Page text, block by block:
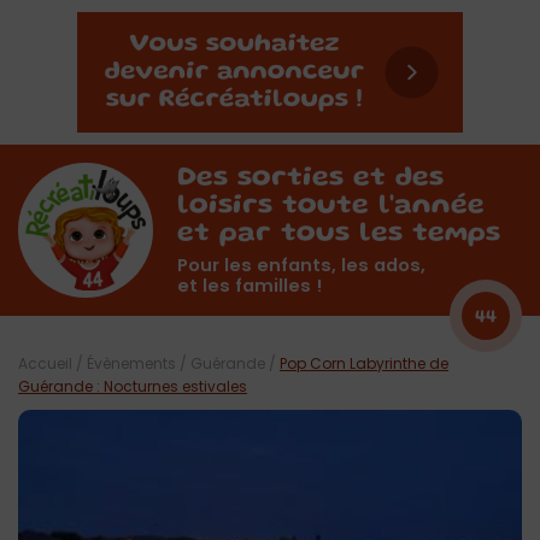
Des sorties et des
loisirs toute l'année
et par tous les temps
Pour les enfants, les ados,
et les familles !
44
Accueil / Évènements / Guérande / Pop Corn Labyrinthe de
Guérande : Nocturnes estivales